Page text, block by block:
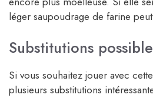
léger saupoudrage de farine
Substitutions
Si vous souhaitez jouer avec
plusieurs substitutions